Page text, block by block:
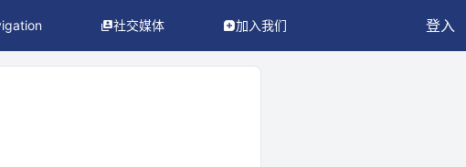
社交媒体 加入我们 登入